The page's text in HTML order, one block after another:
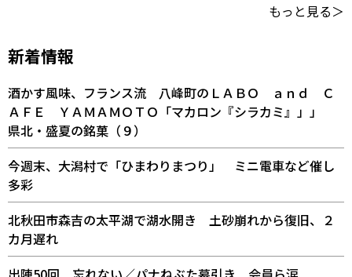
もっと見る＞
新着情報
酒かす風味、フランス流 八峰町のＬＡＢＯ ａｎｄ Ｃ
ＡＦＥ ＹＡＭＡＭＯＴＯ「マカロン『シラカミ』」」
県北・盛夏の銘菓（９）
今週末、大潟村で「ひまわりまつり」 ミニ電車など催し
多彩
北秋田市森吉の太平湖で湖水開き 土砂崩れから復旧、２
カ月遅れ